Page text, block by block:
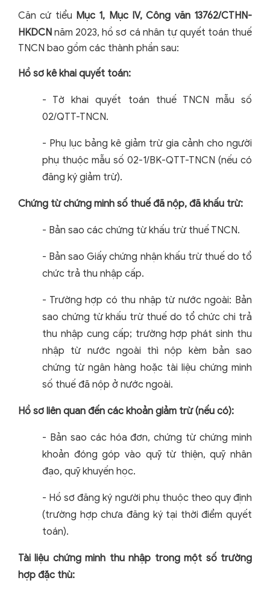
Căn cứ tiểu Mục 1, Mục IV, Công văn 13762/CTHN-
HKDCN năm 2023, hồ sơ cá nhân tự quyết toán thuế
TNCN bao gồm các thành phần sau:
Hồ sơ kê khai quyết toán:
- Tờ khai quyết toán thuế TNCN mẫu số
02/QTT-TNCN.
- Phụ lục bảng kê giảm trừ gia cảnh cho người
phụ thuộc mẫu số 02-1/BK-QTT-TNCN (nếu có
đăng ký giảm trừ).
Chứng từ chứng minh số thuế đã nộp, đã khấu trừ:
- Bản sao các chứng từ khấu trừ thuế TNCN.
- Bản sao Giấy chứng nhận khấu trừ thuế do tổ
chức trả thu nhập cấp.
- Trường hợp có thu nhập từ nước ngoài: Bản
sao chứng từ khấu trừ thuế do tổ chức chi trả
thu nhập cung cấp; trường hợp phát sinh thu
nhập từ nước ngoài thì nộp kèm bản sao
chứng từ ngân hàng hoặc tài liệu chứng minh
số thuế đã nộp ở nước ngoài.
Hồ sơ liên quan đến các khoản giảm trừ (nếu có):
- Bản sao các hóa đơn, chứng từ chứng minh
khoản đóng góp vào quỹ từ thiện, quỹ nhân
đạo, quỹ khuyến học.
- Hồ sơ đăng ký người phụ thuộc theo quy định
(trường hợp chưa đăng ký tại thời điểm quyết
toán).
Tài liệu chứng minh thu nhập trong một số trường
hợp đặc thù: